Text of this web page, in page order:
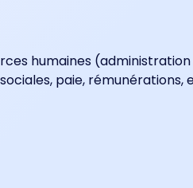
humaines
paie, rémunérations,